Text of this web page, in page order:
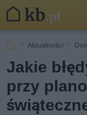
Aktualności
Jakie
przy